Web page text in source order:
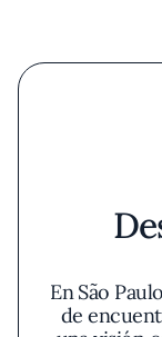
En São
de